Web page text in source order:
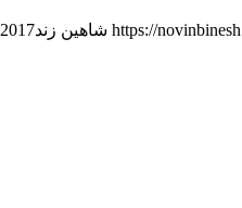
https:// شاهین زند2017-10-28 11:45:41